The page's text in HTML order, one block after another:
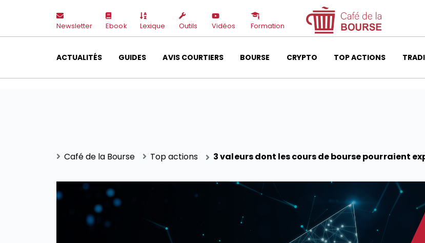
Newsletter Ebook Lexique Outils Vidéos Formation
ACTUALITÉS GUIDES AVIS COURTIERS BOURSE CRYPTO TOP ACTIONS
Café de la Bourse Top actions 3 valeurs dont les cours de bourse pourraient